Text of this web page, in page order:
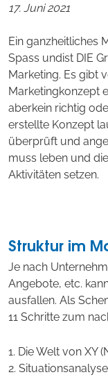
17. Juni 2021
Ein ganzheitliches
Spass undist DIE
Marketing. Es gibt
Marketingkonzept
aberkein richtig
erstellte Konzept
überprüft und
muss leben und
Aktivitäten setzen.
Struktur im
Je nach
Angebote, etc.
ausfallen. Als
11 Schritte zum
1. Die Welt von XY
2.